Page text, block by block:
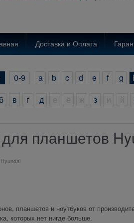
Доставка и Оплата
0-9 a b c d e f g
б в г д з
планшетов
Hyundai
планшетов и ноутбуков от
которых нет нигде больше.